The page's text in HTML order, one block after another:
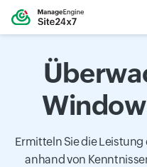
Ermitteln Sie die
anhand von